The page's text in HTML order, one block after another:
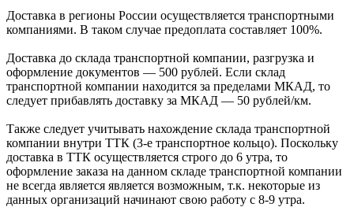
Доcтавка в регионы России осуществляется транспортными
компаниями. В таком случае предоплата составляет 100%.
Доставка до склада транспортной компании, разгрузка и
оформление документов — 500 рублей. Если склад
транспортной компании находится за пределами МКАД, то
следует прибавлять доставку за МКАД — 50 рублей/км.
Также следует учитывать нахождение склада транспортной
компании внутри ТТК (3-е транспортное кольцо). Поскольку
доставка в ТТК осуществляется строго до 6 утра, то
оформление заказа на данном складе транспортной компании
не всегда является является возможным, т.к. некоторые из
данных организаций начинают свою работу с 8-9 утра.